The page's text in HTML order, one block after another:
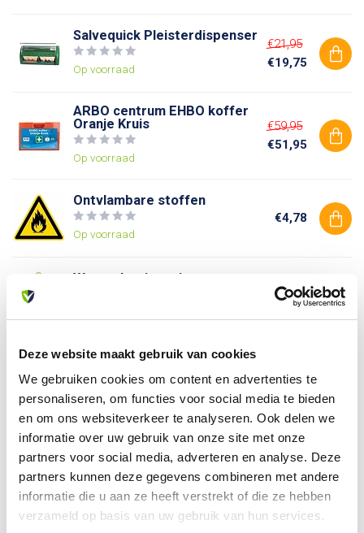
Deze website maakt gebruik van cookies
We gebruiken cookies om content en advertenties te
personaliseren, om functies voor social media te bieden
en om ons websiteverkeer te analyseren. Ook delen we
informatie over uw gebruik van onze site met onze
partners voor social media, adverteren en analyse. Deze
partners kunnen deze gegevens combineren met andere
informatie die u aan ze heeft verstrekt of die ze hebben
verzameld op basis van uw gebruik van hun services.
Salvequick Pleisterdispenser
Op voorraad
€21,95
€19,75
ARBO centrum EHBO koffer
Oranje Kruis
Op voorraad
€59,95
€51,95
Ontvlambare stoffen
Op voorraad
€4,78
Waarschuwingspictogram
€2,96
Heb je vragen over dit product?
Of heb je hulp nodig bij je bestelling? Neem contact op
met onze klantenservice. We helpen je graag verder!
info@allesveilig.nl
+31 (0) 6 82095086